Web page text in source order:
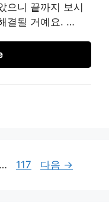
으니 끝까지 보시
결될 거예요. …
…
페
117 다음 →